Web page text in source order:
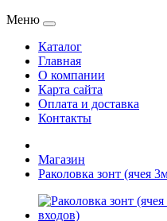
Меню
Каталог
Главная
О компании
Карта сайта
Оплата и доставка
Контакты
Магазин
Раколовка зонт (ячея